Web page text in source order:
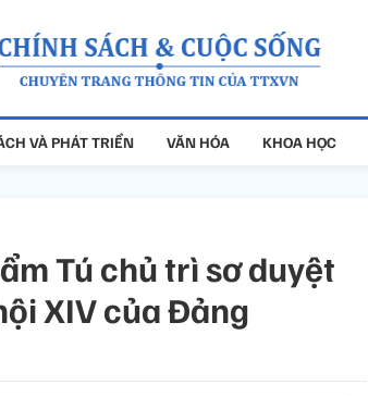
VÀ PHÁT TRIỂN VĂN HÓA KHOA HỌC
Tú chủ trì sơ duyệt
XIV của Đảng